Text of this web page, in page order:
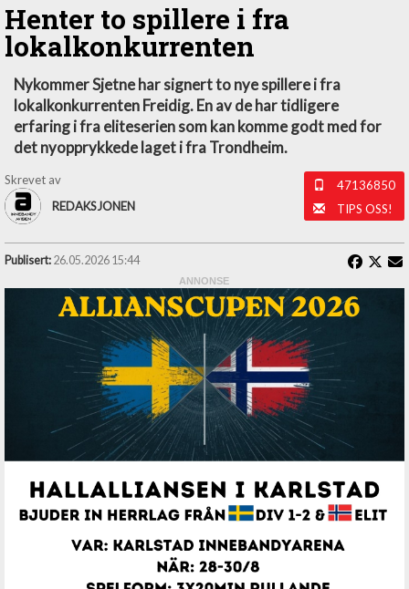
Henter to spillere i fra
lokalkonkurrenten
Nykommer Sjetne har signert to nye spillere i fra
lokalkonkurrenten Freidig. En av de har tidligere
erfaring i fra eliteserien som kan komme godt med for
det nyopprykkede laget i fra Trondheim.
Skrevet av
REDAKSJONEN
47136850
TIPS OSS!
Publisert: 26.05.2026 15:44